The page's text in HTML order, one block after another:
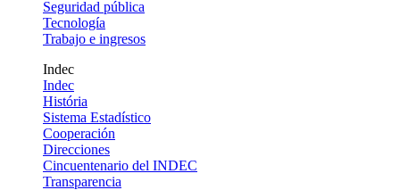
Seguridad pública
Tecnología
Trabajo e ingresos
Indec
Indec
História
Sistema Estadístico
Cooperación
Direcciones
Cincuentenario del INDEC
Transparencia